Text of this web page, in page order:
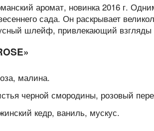
аромат, новинка 2016 г.
сада. Он раскрывает
шлейф, привлекающий
малина.
черной смородины, розовый
кедр, ваниль, мускус.